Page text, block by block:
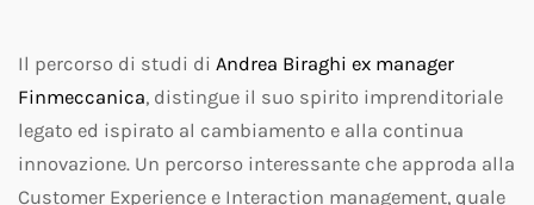
Il percorso di studi di Andrea Biraghi ex manager
Finmeccanica, distingue il suo spirito imprenditoriale
legato ed ispirato al cambiamento e alla continua
innovazione. Un percorso interessante che approda alla
Customer Experience e Interaction management, quale